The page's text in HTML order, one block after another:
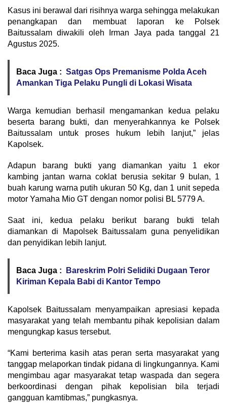
Kasus ini berawal dari risihnya warga sehingga melakukan
penangkapan dan membuat laporan ke Polsek
Baitussalam diwakili oleh Irman Jaya pada tanggal 21
Agustus 2025.
Baca Juga : Satgas Ops Premanisme Polda Aceh
Amankan Tiga Pelaku Pungli di Lokasi Wisata
Warga kemudian berhasil mengamankan kedua pelaku
beserta barang bukti, dan menyerahkannya ke Polsek
Baitussalam untuk proses hukum lebih lanjut,” jelas
Kapolsek.
Adapun barang bukti yang diamankan yaitu 1 ekor
kambing jantan warna coklat berusia sekitar 9 bulan, 1
buah karung warna putih ukuran 50 Kg, dan 1 unit sepeda
motor Yamaha Mio GT dengan nomor polisi BL 5779 A.
Saat ini, kedua pelaku berikut barang bukti telah
diamankan di Mapolsek Baitussalam guna penyelidikan
dan penyidikan lebih lanjut.
Baca Juga :
Bareskrim Polri Selidiki Dugaan Teror
Kiriman Kepala Babi di Kantor Tempo
Kapolsek Baitussalam menyampaikan apresiasi kepada
masyarakat yang telah membantu pihak kepolisian dalam
mengungkap kasus tersebut.
“Kami berterima kasih atas peran serta masyarakat yang
tanggap melaporkan tindak pidana di lingkungannya. Kami
mengimbau agar masyarakat tetap waspada dan segera
berkoordinasi dengan pihak kepolisian bila terjadi
gangguan kamtibmas,” pungkasnya.